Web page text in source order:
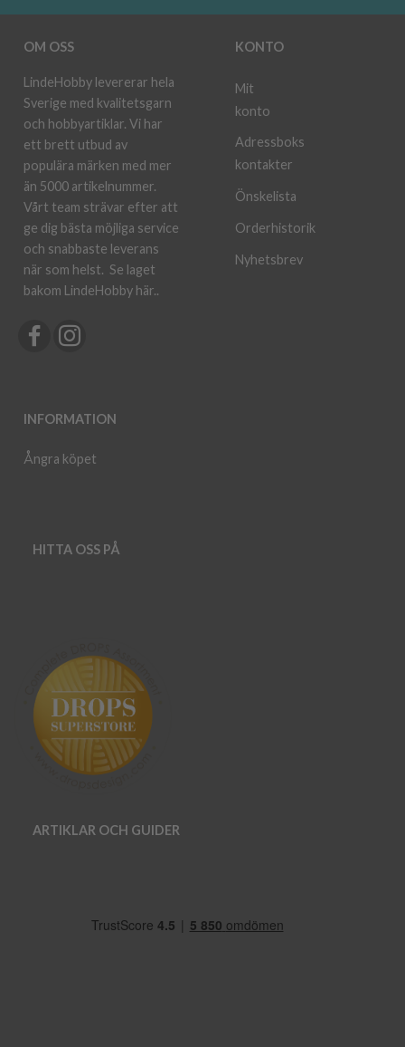
OM OSS
LindeHobby levererar hela
Sverige med kvalitetsgarn
och hobbyartiklar. Vi har
ett brett utbud av
populära märken med mer
än 5000 artikelnummer.
Vårt team strävar efter att
ge dig bästa möjliga service
och snabbaste leverans
när som helst. Se laget
bakom LindeHobby här..
INFORMATION
Ångra köpet
KONTO
Mit
konto
Adressboks
kontakter
Önskelista
Orderhistorik
Nyhetsbrev
HITTA OSS PÅ
ARTIKLAR OCH GUIDER